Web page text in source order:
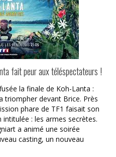
fait peur aux téléspectateurs !
la finale de Koh-Lanta :
triompher devant Brice. Près
phare de TF1 faisait son
: les armes secrètes.
a animé une soirée
casting, un nouveau